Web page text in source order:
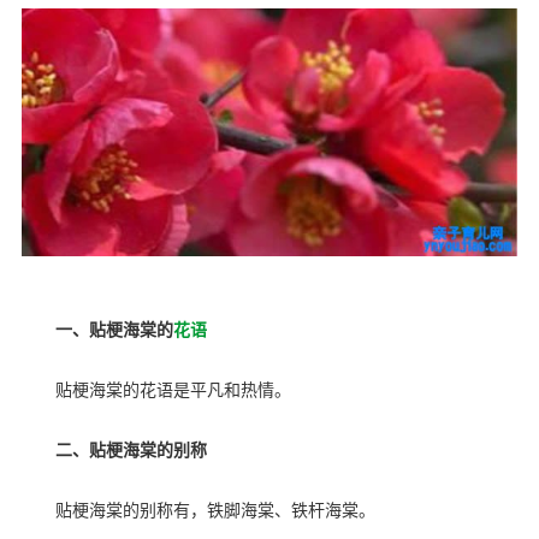
一、贴梗海棠的花语
贴梗海棠的花语是平凡和热情。
二、贴梗海棠的别称
贴梗海棠的别称有，铁脚海棠、铁杆海棠。